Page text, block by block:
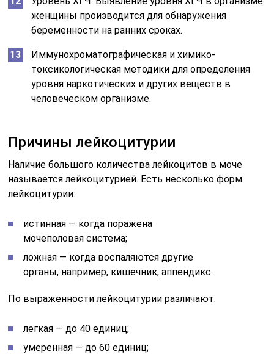
женщины производится для обнаружения
беременности на ранних сроках.
Иммунохроматографическая и химико-
токсикологическая методики для определения
уровня наркотических и других веществ в
человеческом организме.
Причины лейкоцитурии
Наличие большого количества лейкоцитов в моче
называется лейкоцитурией. Есть несколько форм
лейкоцитурии:
истинная — когда поражена
мочеполовая система;
ложная — когда воспаляются другие
органы, например, кишечник, аппендикс.
По выраженности лейкоцитурии различают:
легкая — до 40 единиц;
умеренная — до 60 единиц;